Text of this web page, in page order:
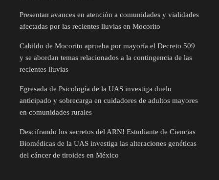
Presentan avances en atención a comunidades y vialidades
afectadas por las recientes lluvias en Mocorito
Cabildo de Mocorito aprueba por mayoría el Decreto 509
y se abordan temas relacionados a la contingencia de las
recientes lluvias
Egresada de Psicología de la UAS investiga duelo
anticipado y sobrecarga en cuidadores de adultos mayores
en comunidades rurales
Descifrando los secretos del ARN! Estudiante de Ciencias
Biomédicas de la UAS investiga las alteraciones genéticas
del cáncer de tiroides en México